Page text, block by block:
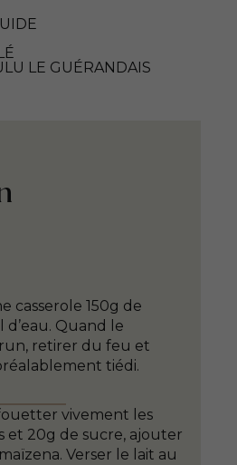
LE GUÉRANDAIS
casserole 150g de
d’eau. Quand le
retirer du feu et
tiédi.
vivement les
et 20g de sucre, ajouter
Verser le lait au